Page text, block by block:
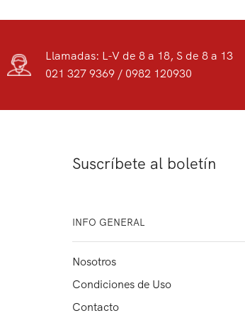
Llamadas: L-V de 8 a 18, S de 8 a 13
021 327 9369 / 0982 120930
Suscríbete al boletín
INFO GENERAL
Nosotros
Condiciones de Uso
Contacto